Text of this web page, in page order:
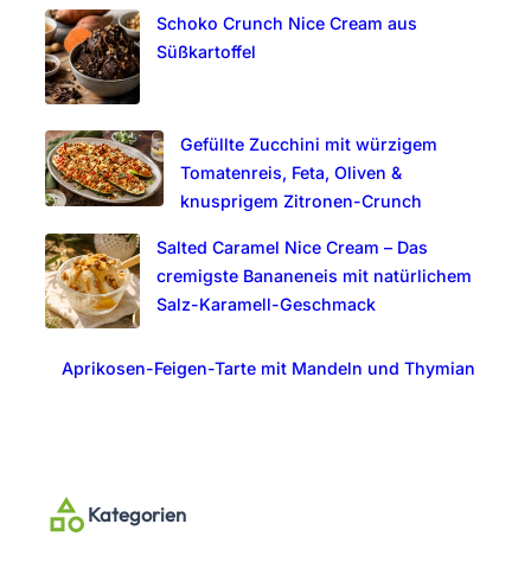
Schoko Crunch Nice Cream aus
Süßkartoffel
Gefüllte Zucchini mit würzigem
Tomatenreis, Feta, Oliven &
knusprigem Zitronen-Crunch
Salted Caramel Nice Cream – Das
cremigste Bananeneis mit natürlichem
Salz-Karamell-Geschmack
Aprikosen-Feigen-Tarte mit Mandeln und Thymian
Kategorien